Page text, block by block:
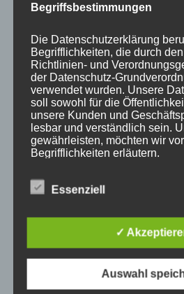
KATEGORIEN
Aktuelle Fakten und
Aktuelles vom MP
Allgemein
Impulse zur persönlichen
Training und Coaching
Begriffsbestimmungen
Die Datenschutzerklärung
Begrifflichkeiten, die durch
Richtlinien- und
der Datenschutz-
verwendet wurden. Unsere
soll sowohl für die
unsere Kunden und
lesbar und verständlich sein.
gewährleisten, möchten wir
Begrifflichkeiten erläutern.
Wir verwenden in dieser
Essenziell
✓
Auswahl